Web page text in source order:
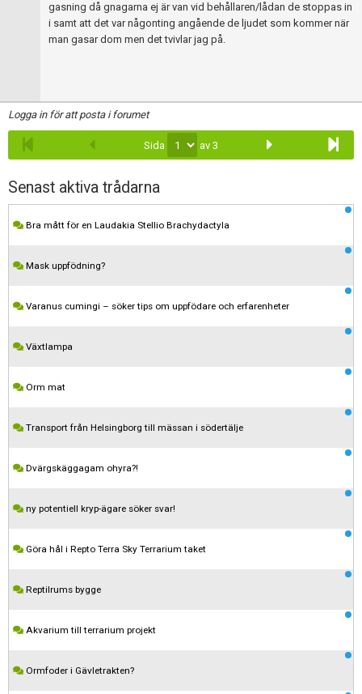
gasning då gnagarna ej är van vid behållaren/lådan de stoppas in
i samt att det var någonting angående de ljudet som kommer när
man gasar dom men det tvivlar jag på.
Logga in för att posta i forumet
Sida av 3
Senast aktiva trådarna
Bra mått för en Laudakia Stellio Brachydactyla
Mask uppfödning?
Varanus cumingi – söker tips om uppfödare och erfarenheter
Växtlampa
Orm mat
Transport från Helsingborg till mässan i södertälje
Dvärgskäggagam ohyra?!
ny potentiell kryp-ägare söker svar!
Göra hål i Repto Terra Sky Terrarium taket
Reptilrums bygge
Akvarium till terrarium projekt
Ormfoder i Gävletrakten?